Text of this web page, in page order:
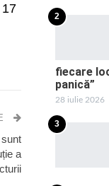
a
2
fiecare
panică”
28 iulie 2026
3